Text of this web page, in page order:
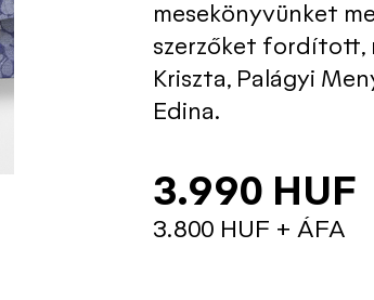
mesekönyvünket
szerzőket fordított,
Kriszta, Palágyi
Edina.
3.990 HUF
3.800 HUF + ÁFA